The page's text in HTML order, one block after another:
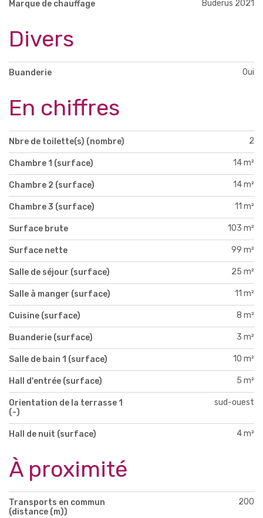
Marque de chauffage Buderus 2021
Divers
Buanderie Oui
En chiffres
Nbre de toilette(s) (nombre) 2
Chambre 1 (surface) 14 m²
Chambre 2 (surface) 14 m²
Chambre 3 (surface) 11 m²
Surface brute 103 m²
Surface nette 99 m²
Salle de séjour (surface) 25 m²
Salle à manger (surface) 11 m²
Cuisine (surface) 8 m²
Buanderie (surface) 3 m²
Salle de bain 1 (surface) 10 m²
Hall d'entrée (surface) 5 m²
Orientation de la terrasse 1
(-)
sud-ouest
Hall de nuit (surface) 4 m²
À proximité
Transports en commun
(distance (m))
200